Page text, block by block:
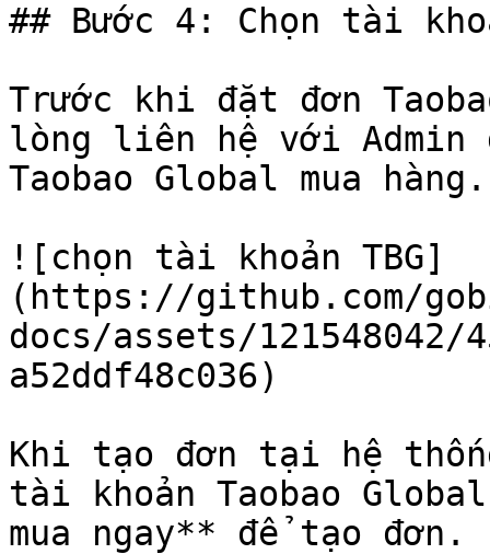
## Bước 4: Chọn tài
Trước khi đặt đơn
lòng liên hệ với Admin
Taobao Global mua hàng.
![chọn tài khoản TBG]
(https://github.com/
docs/assets/121548042/
a52ddf48c036)
Khi tạo đơn tại hệ
tài khoản Taobao
mua ngay** để tạo đơn.